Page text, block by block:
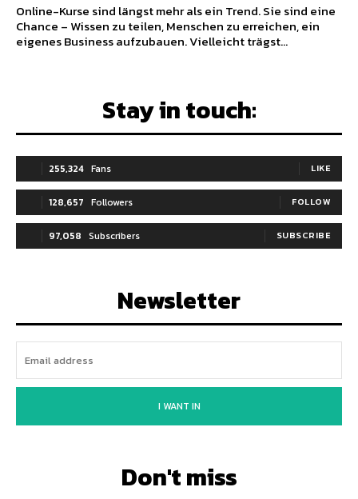
Online-Kurse sind längst mehr als ein Trend. Sie sind eine
Chance – Wissen zu teilen, Menschen zu erreichen, ein
eigenes Business aufzubauen. Vielleicht trägst...
Stay in touch:
255,324 Fans LIKE
128,657 Followers FOLLOW
97,058 Subscribers SUBSCRIBE
Newsletter
I WANT IN
Don't miss